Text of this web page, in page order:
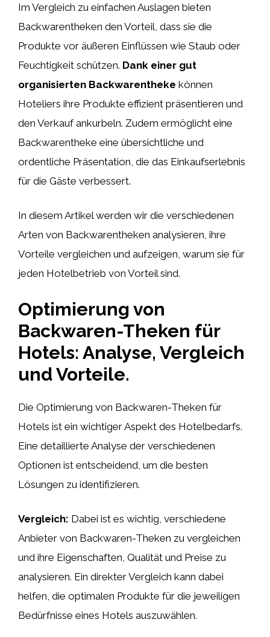
Im Vergleich zu einfachen Auslagen bieten
Backwarentheken den Vorteil, dass sie die
Produkte vor äußeren Einflüssen wie Staub oder
Feuchtigkeit schützen. Dank einer gut
organisierten Backwarentheke können
Hoteliers ihre Produkte effizient präsentieren und
den Verkauf ankurbeln. Zudem ermöglicht eine
Backwarentheke eine übersichtliche und
ordentliche Präsentation, die das Einkaufserlebnis
für die Gäste verbessert.
In diesem Artikel werden wir die verschiedenen
Arten von Backwarentheken analysieren, ihre
Vorteile vergleichen und aufzeigen, warum sie für
jeden Hotelbetrieb von Vorteil sind.
Optimierung von
Backwaren-Theken für
Hotels: Analyse, Vergleich
und Vorteile.
Die Optimierung von Backwaren-Theken für
Hotels ist ein wichtiger Aspekt des Hotelbedarfs.
Eine detaillierte Analyse der verschiedenen
Optionen ist entscheidend, um die besten
Lösungen zu identifizieren.
Vergleich: Dabei ist es wichtig, verschiedene
Anbieter von Backwaren-Theken zu vergleichen
und ihre Eigenschaften, Qualität und Preise zu
analysieren. Ein direkter Vergleich kann dabei
helfen, die optimalen Produkte für die jeweiligen
Bedürfnisse eines Hotels auszuwählen.